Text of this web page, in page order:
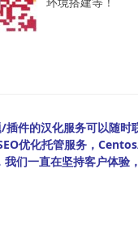
件的汉化服务可以随
优化托管服务，
们一直在坚持客户体验